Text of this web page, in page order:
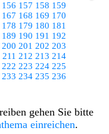
156 157 158 159
167 168 169 170
178 179 180 181
189 190 191 192
200 201 202 203
211 212 213 214
222 223 224 225
233 234 235 236
gehen Sie bitte
einreichen.